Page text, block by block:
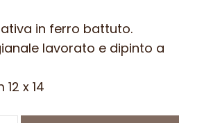
7,80 €.in ferro battuto.
lavorato e dipinto a
x 14